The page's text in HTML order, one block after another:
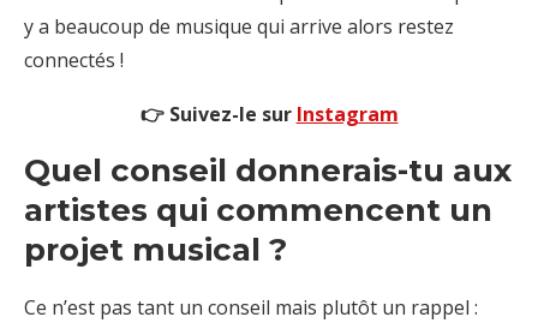
y a beaucoup de musique qui arrive alors restez
connectés !
👉 Suivez-le sur Instagram
Quel conseil donnerais-tu aux
artistes qui commencent un
projet musical ?
Ce n’est pas tant un conseil mais plutôt un rappel :